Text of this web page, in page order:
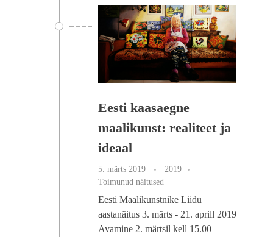
Eesti kaasaegne
maalikunst: realiteet ja
ideaal
5. märts 2019
2019
Toimunud näitused
Eesti Maalikunstnike Liidu
aastanäitus 3. märts - 21. aprill 2019
Avamine 2. märtsil kell 15.00